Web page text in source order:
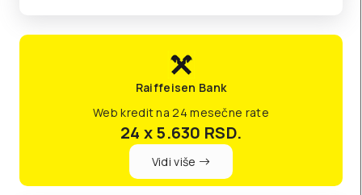
Raiffeisen Bank
Web kredit na 24 mesečne rate
24 x 5.630 RSD.
Vidi više